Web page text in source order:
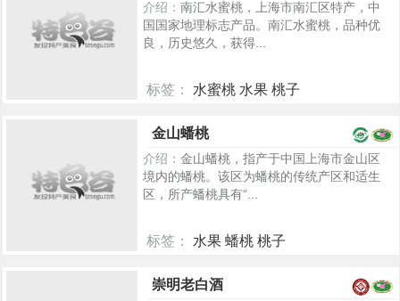
介绍： 南汇水蜜桃，上海市南汇区特产，中
国国家地理标志产品。南汇水蜜桃，品种优
良，历史悠久，获得...
标签： 水蜜桃 水果 桃子
金山蟠桃
介绍： 金山蟠桃，指产于中国上海市金山区
境内的蟠桃。该区为蟠桃的传统产区和适生
区，所产蟠桃具有“...
标签： 水果 蟠桃 桃子
崇明老白酒